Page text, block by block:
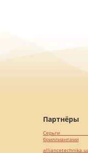
Партнёры
бриллиантами